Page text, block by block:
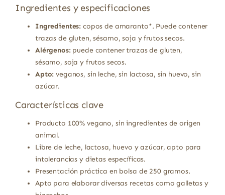
Ingredientes y especificaciones
Ingredientes: copos de amaranto*. Puede contener
trazas de gluten, sésamo, soja y frutos secos.
Alérgenos:puede contener trazas de gluten,
sésamo, soja y frutos secos.
Apto: veganos, sin leche, sin lactosa, sin huevo, sin
azúcar.
Características clave
Producto 100% vegano, sin ingredientes de origen
animal.
Libre de leche, lactosa, huevo y azúcar, apto para
intolerancias y dietas específicas.
Presentación práctica en bolsa de 250 gramos.
Apto para elaborar diversas recetas como galletas y